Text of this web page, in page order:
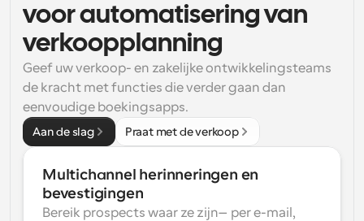
voor automatisering van
verkoopplanning
Geef uw verkoop- en zakelijke ontwikkelingsteams
de kracht met functies die verder gaan dan
eenvoudige boekingsapps.
Aan de slag Praat met de verkoop
Multichannel herinneringen en
bevestigingen
Bereik prospects waar ze zijn—per e-mail,